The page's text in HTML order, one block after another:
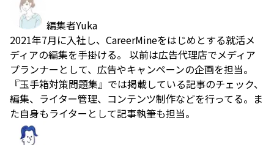
編集者Yuka
2021年7月に入社し、CareerMineをはじめとする就活メ
ディアの編集を手掛ける。 以前は広告代理店でメディア
プランナーとして、広告やキャンペーンの企画を担当。
『玉手箱対策問題集』では掲載している記事のチェック、
編集、ライター管理、コンテンツ制作などを行ってる。ま
た自身もライターとして記事執筆も担当。